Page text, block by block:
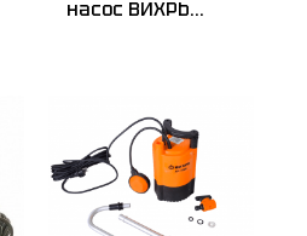
насос ВИХРЬ